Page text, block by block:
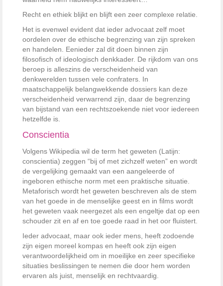
Recht en ethiek blijkt en blijft een zeer complexe relatie.
Het is evenwel evident dat ieder advocaat zelf moet
oordelen over de ethische begrenzing van zijn spreken
en handelen. Eenieder zal dit doen binnen zijn
filosofisch of ideologisch denkkader. De rijkdom van ons
beroep is alleszins de verscheidenheid van
denkwerelden tussen vele confraters. In
maatschappelijk belangwekkende dossiers kan deze
verscheidenheid verwarrend zijn, daar de begrenzing
van bijstand van een rechtszoekende niet voor iedereen
hetzelfde is.
Conscientia
Volgens Wikipedia wil de term het geweten (Latijn:
conscientia) zeggen “bij of met zichzelf weten” en wordt
de vergelijking gemaakt van een aangeleerde of
ingeboren ethische norm met een praktische situatie.
Metaforisch wordt het geweten beschreven als de stem
van het goede in de menselijke geest en in films wordt
het geweten vaak neergezet als een engeltje dat op een
schouder zit en af en toe goede raad in het oor fluistert.
Ieder advocaat, maar ook ieder mens, heeft zodoende
zijn eigen moreel kompas en heeft ook zijn eigen
verantwoordelijkheid om in moeilijke en zeer specifieke
situaties beslissingen te nemen die door hem worden
ervaren als juist, menselijk en rechtvaardig.